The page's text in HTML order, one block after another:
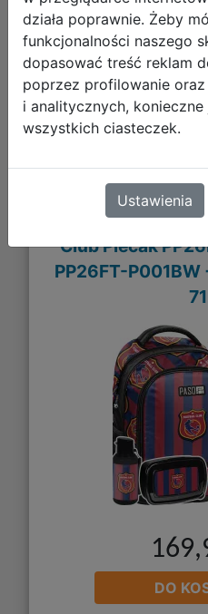
Paso Zestaw
Club Plecak
PP26FT-P001BW
DO
działa poprawnie. Żeby
funkcjonalności naszego
dopasować treść reklam
poprzez profilowanie
i analitycznych,
wszystkich ciasteczek.
Ustawienia